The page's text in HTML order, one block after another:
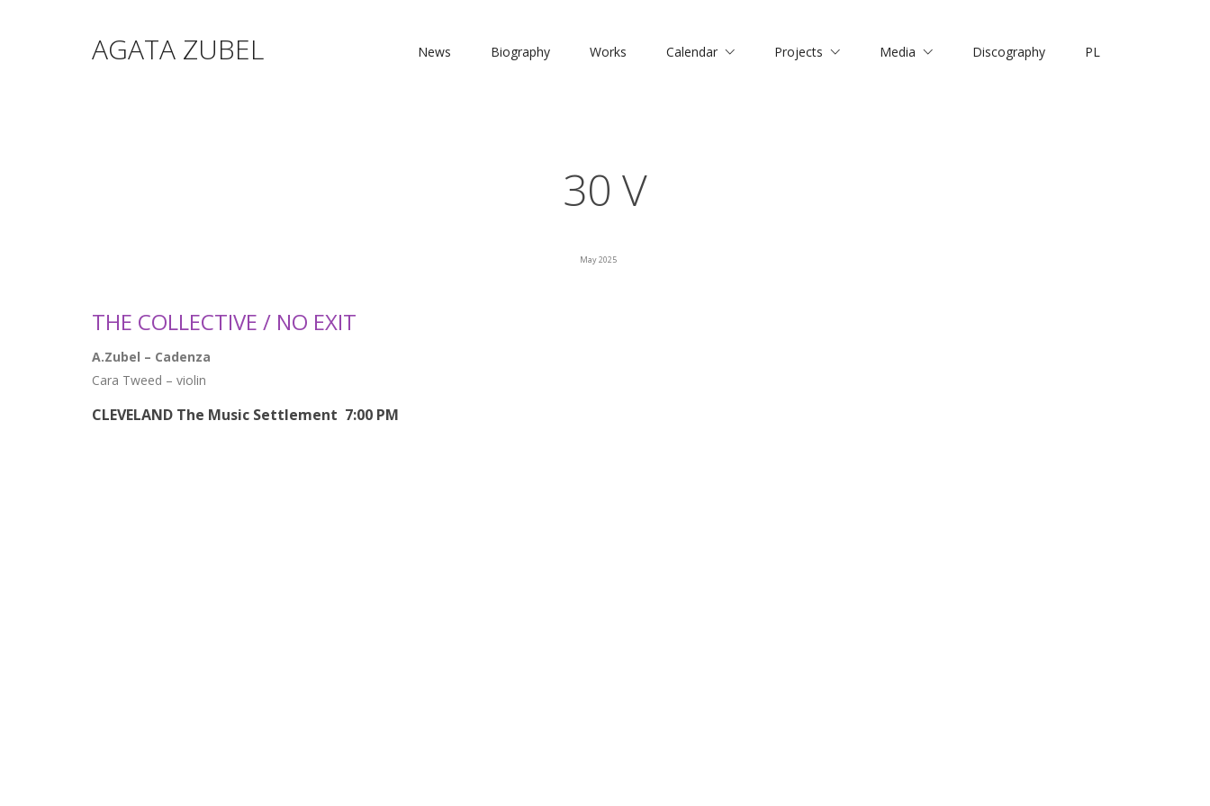
AGATA ZUBEL News Biography Works Calendar Projects Media Discography PL
30 V
May 2025
THE COLLECTIVE / NO EXIT
A.Zubel – Cadenza
Cara Tweed – violin
CLEVELAND The Music Settlement 7:00 PM